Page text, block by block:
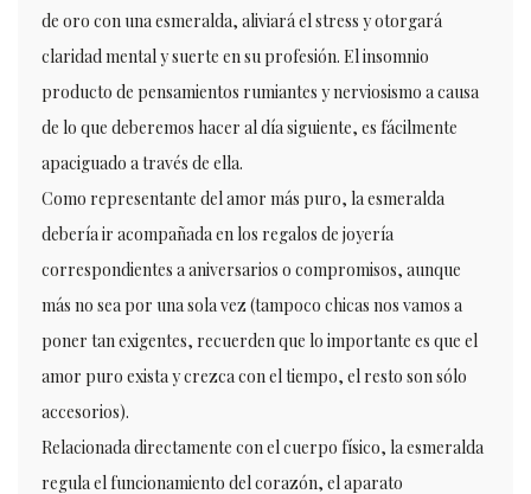
de oro con una esmeralda, aliviará el stress y otorgará
claridad mental y suerte en su profesión. El insomnio
producto de pensamientos rumiantes y nerviosismo a causa
de lo que deberemos hacer al día siguiente, es fácilmente
apaciguado a través de ella.
Como representante del amor más puro, la esmeralda
debería ir acompañada en los regalos de joyería
correspondientes a aniversarios o compromisos, aunque
más no sea por una sola vez (tampoco chicas nos vamos a
poner tan exigentes, recuerden que lo importante es que el
amor puro exista y crezca con el tiempo, el resto son sólo
accesorios).
Relacionada directamente con el cuerpo físico, la esmeralda
regula el funcionamiento del corazón, el aparato